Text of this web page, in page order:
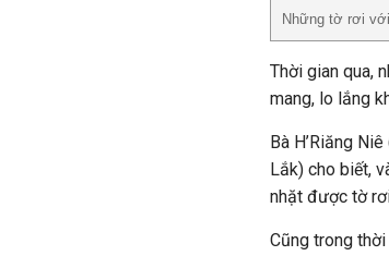
Những tờ rơi
Thời gian qua,
mang, lo lắng
Bà H’Riăng
Lắk) cho biết,
nhặt được tờ
Cũng trong